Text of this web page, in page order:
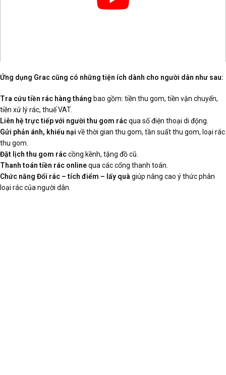
Ứng dụng Grac cũng có những tiện ích dành cho người dân như sau:
Tra cứu tiền rác hàng tháng bao gồm: tiền thu gom, tiền vận chuyển,
tiền xử lý rác, thuế VAT.
Liên hệ trực tiếp với người thu gom rácqua số điện thoại di động.
Gửi phản ánh, khiếu nại về thời gian thu gom, tần suất thu gom, loại rác
thu gom.
Đặt lịch thu gom ráccồng kềnh, tặng đồ cũ.
Thanh toán tiền rác onlinequa các cổng thanh toán.
Chức năng Đổi rác – tích điểm – lấy quà giúp nâng cao ý thức phân
loại rác của người dân.